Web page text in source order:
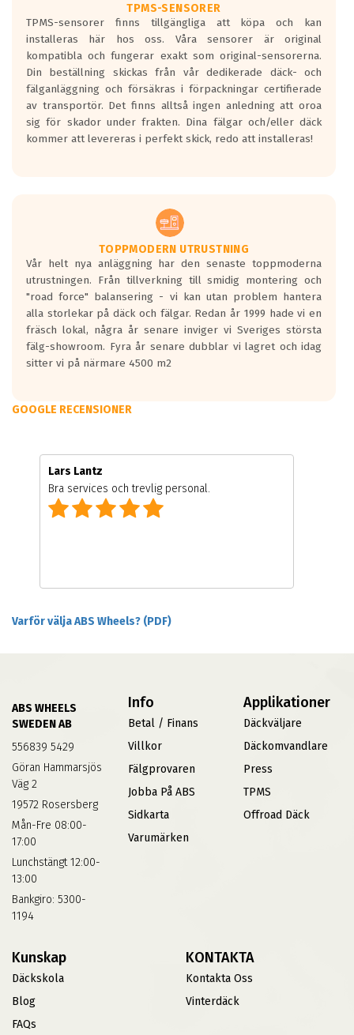
godkända för år 2016 nya regelverk.
Ett däck med en svart våg kommer vara
minst tre decibel tystare än det
regelverk som börjar gälla 2016.
TPMS-SENSORER
TPMS-sensorer finns tillgängliga att köpa och kan
installeras här hos oss. Våra sensorer är original
kompatibla och fungerar exakt som original-sensorerna.
Din beställning skickas från vår dedikerade däck- och
fälganläggning och försäkras i förpackningar certifierade
av transportör. Det finns alltså ingen anledning att oroa
sig för skador under frakten. Dina fälgar och/eller däck
kommer att levereras i perfekt skick, redo att installeras!
TOPPMODERN UTRUSTNING
Vår helt nya anläggning har den senaste toppmoderna
utrustningen. Från tillverkning till smidig montering och
"road force" balansering - vi kan utan problem hantera
alla storlekar på däck och fälgar. Redan år 1999 hade vi en
fräsch lokal, några år senare inviger vi Sveriges största
fälg-showroom. Fyra år senare dubblar vi lagret och idag
sitter vi på närmare 4500 m2
GOOGLE RECENSIONER
Lars Lantz
Bra services och trevlig personal.
Varför välja ABS Wheels? (PDF)
ABS WHEELS
SWEDEN AB
556839 5429
Göran Hammarsjös
Väg 2
19572 Rosersberg
Mån-Fre 08:00-
17:00
Lunchstängt 12:00-
13:00
Bankgiro: 5300-
1194
Info
Betal / Finans
Villkor
Fälgprovaren
Jobba På ABS
Sidkarta
Varumärken
Applikationer
Däckväljare
Däckomvandlare
Press
TPMS
Offroad Däck
Kunskap
Däckskola
Blog
FAQs
KONTAKTA
Kontakta Oss
Vinterdäck